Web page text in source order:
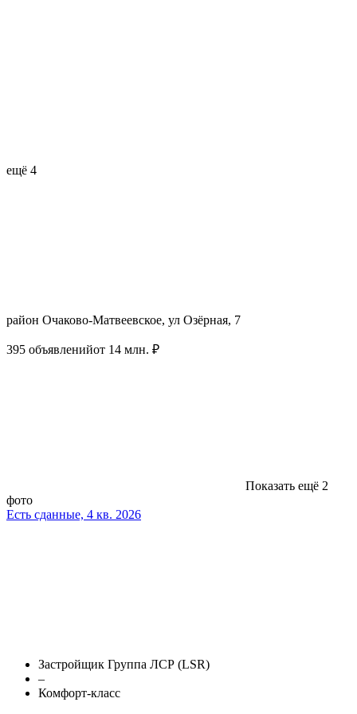
ещё 4
район Очаково-Матвеевское, ул Озёрная, 7
395 объявленийот 14 млн. ₽
Показать ещё 2
фото
Есть сданные, 4 кв. 2026
Застройщик Группа ЛСР (LSR)
–
Комфорт-класс